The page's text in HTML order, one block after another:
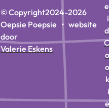
© Copyright2024-2026
Oepsie Poepsie • website
door
Valerie Eskens
e
i
d
C
o
o
k
i
e